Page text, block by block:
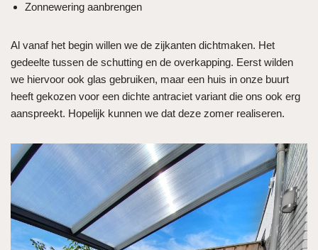
Zonnewering aanbrengen
Al vanaf het begin willen we de zijkanten dichtmaken. Het
gedeelte tussen de schutting en de overkapping. Eerst wilden
we hiervoor ook glas gebruiken, maar een huis in onze buurt
heeft gekozen voor een dichte antraciet variant die ons ook erg
aanspreekt. Hopelijk kunnen we dat deze zomer realiseren.